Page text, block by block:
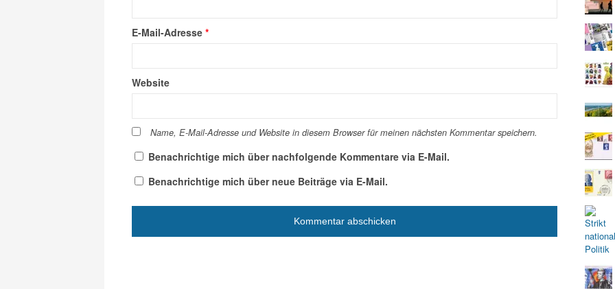
E-Mail-Adresse *
Website
Name, E-Mail-Adresse und Website in diesem Browser für meinen nächsten Kommentar speichern.
Benachrichtige mich über nachfolgende Kommentare via E-Mail.
Benachrichtige mich über neue Beiträge via E-Mail.